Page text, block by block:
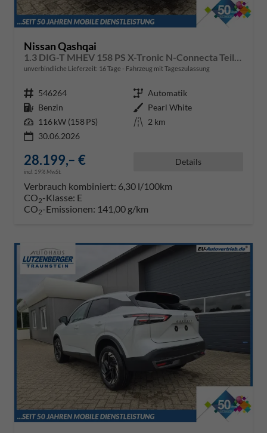
Nissan Qashqai
unverbindliche Lieferzeit: 16 Tage Fahrzeug mit Tageszulassung
Fahrzeugnr. 546264 Getriebe Automatik
Kraftstoff Benzin Außenfarbe Pearl White
Leistung 116 kW (158 PS) Kilometerstand 2 km
30.06.2026
28.199,– €
incl. 19% MwSt.
Details
Verbrauch kombiniert: 6,30 l/100km
CO2-Klasse: E
CO2-Emissionen: 141,00 g/km